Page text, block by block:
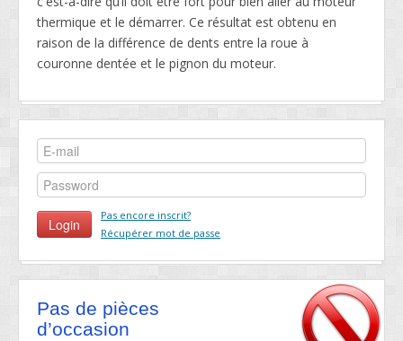
thermique et le démarrer. Ce résultat est obtenu en
raison de la différence de dents entre la roue à
couronne dentée et le pignon du moteur.
Pas encore inscrit?
Récupérer mot de passe
Pas de pièces
d’occasion